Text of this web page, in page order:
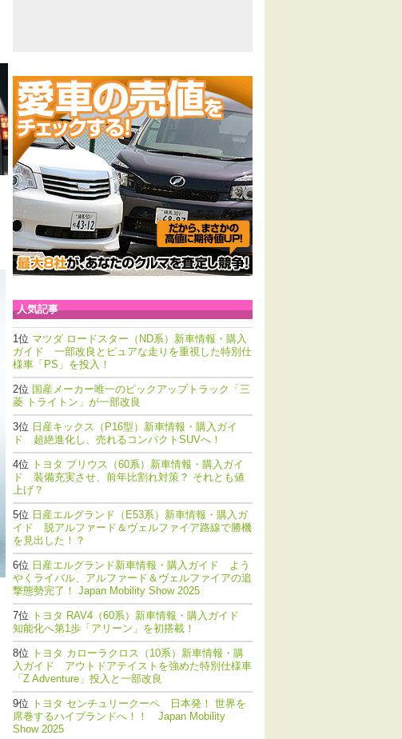
人気記事
マツダ ロードスター（ND系）新車情報・購入
ガイド 一部改良とピュアな走りを重視した特別仕
様車「PS」を投入！
国産メーカー唯一のピックアップトラック「三
菱 トライトン」が一部改良
日産キックス（P16型）新車情報・購入ガイ
ド 超絶進化し、売れるコンパクトSUVへ！
トヨタ プリウス（60系）新車情報・購入ガイ
ド 装備充実させ、前年比割れ対策？ それとも値
上げ？
日産エルグランド（E53系）新車情報・購入ガ
イド 脱アルファード＆ヴェルファイア路線で勝機
を見出した！？
日産エルグランド新車情報・購入ガイド よう
やくライバル、アルファード＆ヴェルファイアの追
撃態勢完了！ Japan Mobility Show 2025
トヨタ RAV4（60系）新車情報・購入ガイド
知能化へ第1歩「アリーン」を初搭載！
トヨタ カローラクロス（10系）新車情報・購
入ガイド アウトドアテイストを強めた特別仕様車
「Z Adventure」投入と一部改良
トヨタ センチュリークーペ 日本発！ 世界を
席巻するハイブランドへ！！ Japan Mobility
Show 2025